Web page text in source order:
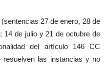
27 de enero, 28 de
14 de julio y 21 de octubre de
del artículo 146 CC
resuelven las instancias y no